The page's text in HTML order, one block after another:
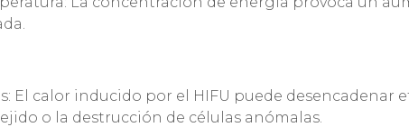
El calor inducido por el HIFU puede desencadenar
o la destrucción de células anómalas.